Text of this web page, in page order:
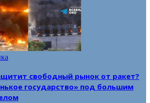
свободный рынок от ракет?
государство» под большим